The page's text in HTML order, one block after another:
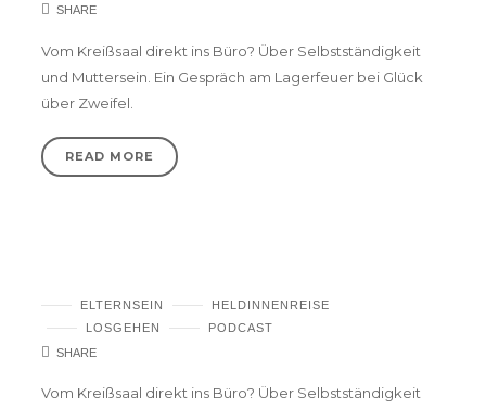
SHARE
Vom Kreißsaal direkt ins Büro? Über Selbstständigkeit
und Muttersein. Ein Gespräch am Lagerfeuer bei Glück
über Zweifel.
READ MORE
ELTERNSEIN
HELDINNENREISE
LOSGEHEN
PODCAST
SHARE
Vom Kreißsaal direkt ins Büro? Über Selbstständigkeit